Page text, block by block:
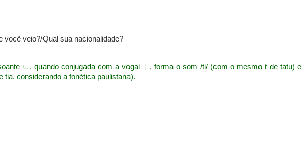
você veio?/Qual sua nacionalidade?
ㄷ, quando conjugada com a vogal ㅣ, forma o som /ti/ (com o mesmo t de tatu) e
tia, considerando a fonética paulistana).